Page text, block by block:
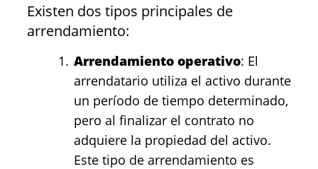
Existen dos tipos principales de
arrendamiento:
Arrendamiento operativo: El
arrendatario utiliza el activo durante
un período de tiempo determinado,
pero al finalizar el contrato no
adquiere la propiedad del activo.
Este tipo de arrendamiento es